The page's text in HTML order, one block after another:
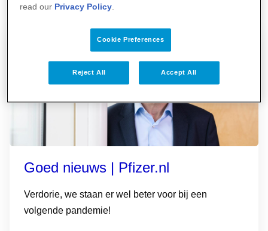
read our Privacy Policy.
Cookie Preferences
Reject All Accept All